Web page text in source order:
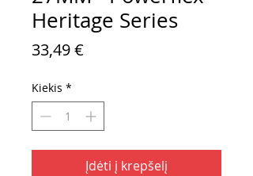
Heritage Series
33,49 €
Kiekis *
Įdėti į krepšelį